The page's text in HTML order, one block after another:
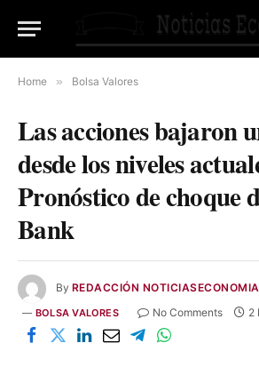
Home » Bolsa Valores
Las acciones bajaron
desde los niveles
Pronóstico de choque
Bank
By REDACCIÓN NOTICIASECONOMIA
BOLSA VALORES No Comments 2